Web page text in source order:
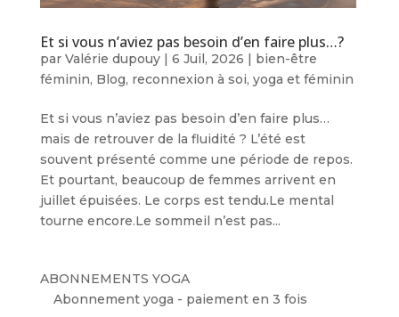
Et si vous n’aviez pas besoin d’en faire plus…?
par Valérie dupouy| 6 Juil, 2026
bien-être
féminin, Blog, reconnexion à soi, yoga et féminin
Et si vous n’aviez pas besoin d’en faire plus…
mais de retrouver de la fluidité ? L’été est
souvent présenté comme une période de repos.
Et pourtant, beaucoup de femmes arrivent en
juillet épuisées. Le corps est tendu.Le mental
tourne encore.Le sommeil n’est pas...
ABONNEMENTS YOGA
Abonnement yoga - paiement en 3 fois